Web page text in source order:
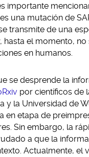
importante
una mutación de
transmite de una
hasta el momento, no
en humanos.
se desprende la
por científicos de
y la Universidad de
en etapa de
Sin embargo, la
a que la
Actualmente, el